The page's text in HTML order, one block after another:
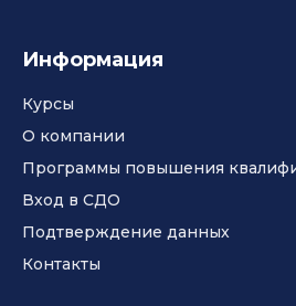
Информация
Курсы
О компании
Программы повышения
Вход в СДО
Подтверждение данных
Контакты